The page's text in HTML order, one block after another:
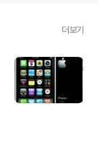
더보기